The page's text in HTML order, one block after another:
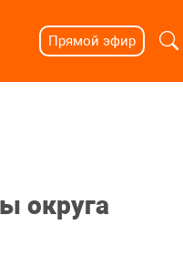
Прямой эфир
округа